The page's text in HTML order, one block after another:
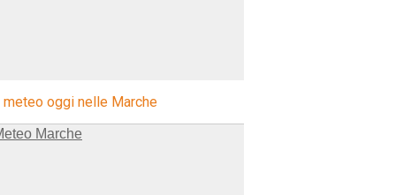
meteo oggi nelle Marche